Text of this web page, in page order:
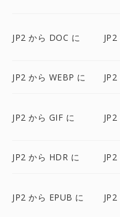
JP2 から DOC に
JP2 から WEBP に
JP2 から GIF に
JP2 から HDR に
JP2 から EPUB に